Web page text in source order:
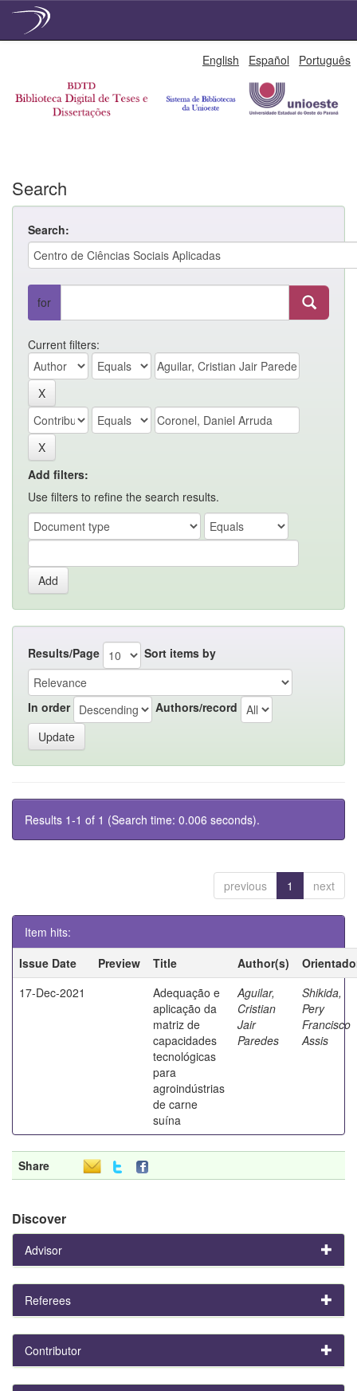
English Español Português
Search
Search:
for
Current filters:
Add filters:
Use filters to refine the search results.
Results/Page Sort items by
In order Authors/record
Results 1-1 of 1 (Search time: 0.006 seconds).
previous 1 next
Item hits:
Issue Date
Preview Title Author(s)
17-Dec-2021
Adequação e
aplicação da
matriz de
capacidades
tecnológicas
para
agroindústrias
de carne
suína
Aguilar,
Cristian
Jair
Paredes
Shikida,
Pery
Francisco
Assis
Share
Discover
Advisor
Referees
Contributor